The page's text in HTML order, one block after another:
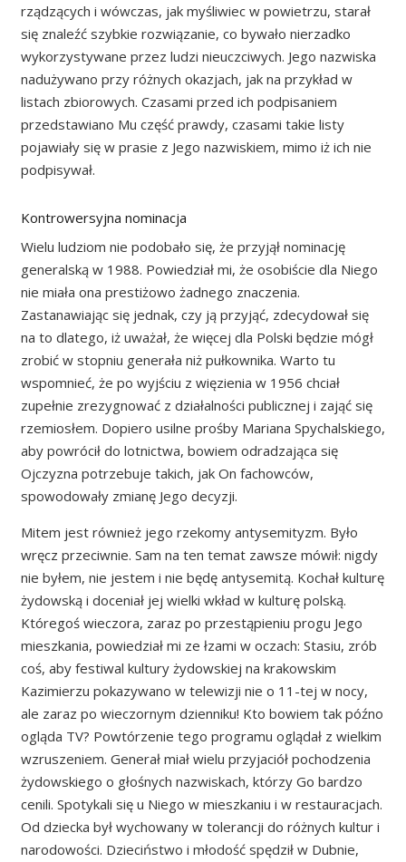
rządzących i wówczas, jak myśliwiec w powietrzu, starał
się znaleźć szybkie rozwiązanie, co bywało nierzadko
wykorzystywane przez ludzi nieuczciwych. Jego nazwiska
nadużywano przy różnych okazjach, jak na przykład w
listach zbiorowych. Czasami przed ich podpisaniem
przedstawiano Mu część prawdy, czasami takie listy
pojawiały się w prasie z Jego nazwiskiem, mimo iż ich nie
podpisywał.
Kontrowersyjna nominacja
Wielu ludziom nie podobało się, że przyjął nominację
generalską w 1988. Powiedział mi, że osobiście dla Niego
nie miała ona prestiżowo żadnego znaczenia.
Zastanawiając się jednak, czy ją przyjąć, zdecydował się
na to dlatego, iż uważał, że więcej dla Polski będzie mógł
zrobić w stopniu generała niż pułkownika. Warto tu
wspomnieć, że po wyjściu z więzienia w 1956 chciał
zupełnie zrezygnować z działalności publicznej i zająć się
rzemiosłem. Dopiero usilne prośby Mariana Spychalskiego,
aby powrócił do lotnictwa, bowiem odradzająca się
Ojczyzna potrzebuje takich, jak On fachowców,
spowodowały zmianę Jego decyzji.
Mitem jest również jego rzekomy antysemityzm. Było
wręcz przeciwnie. Sam na ten temat zawsze mówił: nigdy
nie byłem, nie jestem i nie będę antysemitą. Kochał kulturę
żydowską i doceniał jej wielki wkład w kulturę polską.
Któregoś wieczora, zaraz po przestąpieniu progu Jego
mieszkania, powiedział mi ze łzami w oczach: Stasiu, zrób
coś, aby festiwal kultury żydowskiej na krakowskim
Kazimierzu pokazywano w telewizji nie o 11-tej w nocy,
ale zaraz po wieczornym dzienniku! Kto bowiem tak późno
ogląda TV? Powtórzenie tego programu oglądał z wielkim
wzruszeniem. Generał miał wielu przyjaciół pochodzenia
żydowskiego o głośnych nazwiskach, którzy Go bardzo
cenili. Spotykali się u Niego w mieszkaniu i w restauracjach.
Od dziecka był wychowany w tolerancji do różnych kultur i
narodowości. Dzieciństwo i młodość spędził w Dubnie,